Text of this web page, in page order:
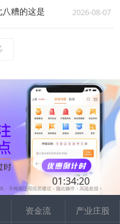
糟的这是 2026-08-07
01:34:20
资金流
产业庄股